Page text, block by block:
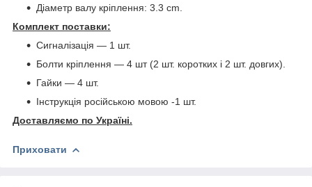
Діаметр валу кріплення: 3.3 cm.
Комплект поставки:
Сигналізація ― 1 шт.
Болти кріплення ― 4 шт (2 шт. коротких і 2 шт. довгих).
Гайки ― 4 шт.
Інструкція російською мовою -1 шт.
Доставляємо по Україні.
Приховати